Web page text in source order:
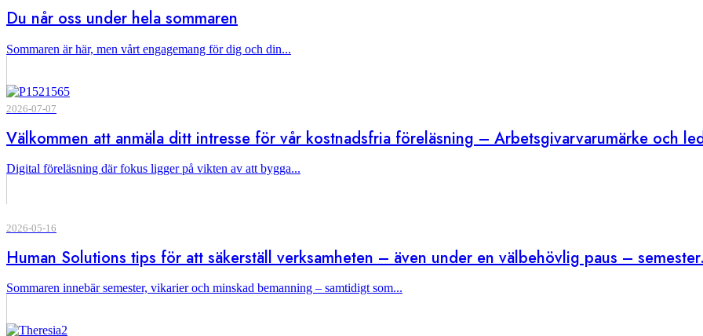
Du når oss under hela sommaren
Sommaren är här, men vårt engagemang för dig och din...
2026-07-07
Välkommen att anmäla ditt intresse för vår kostnadsfria föreläsning – Arbetsgivarvarumärke och
Digital föreläsning där fokus ligger på vikten av att bygga...
2026-05-16
Human Solutions tips för att säkerställ verksamheten – även under en välbehövlig paus –
Sommaren innebär semester, vikarier och minskad bemanning – samtidigt som...